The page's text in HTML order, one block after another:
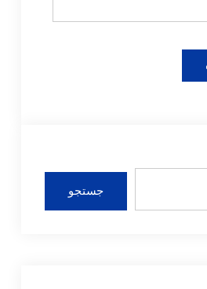
جستجو